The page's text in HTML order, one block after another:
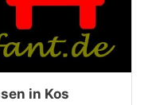
in Kos